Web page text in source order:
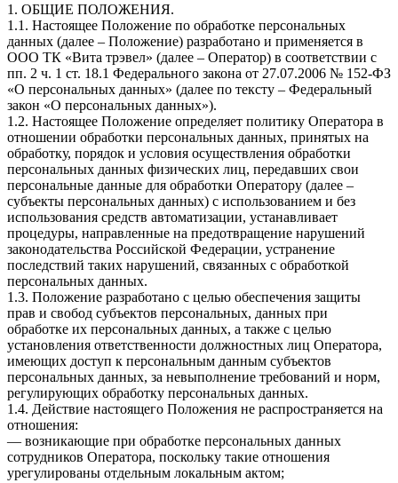
1. ОБЩИЕ ПОЛОЖЕНИЯ.
1.1. Настоящее Положение по обработке персональных
данных (далее – Положение) разработано и применяется в
ООО ТК «Вита трэвел» (далее – Оператор) в соответствии с
пп. 2 ч. 1 ст. 18.1 Федерального закона от 27.07.2006 № 152-ФЗ
«О персональных данных» (далее по тексту – Федеральный
закон «О персональных данных»).
1.2. Настоящее Положение определяет политику Оператора в
отношении обработки персональных данных, принятых на
обработку, порядок и условия осуществления обработки
персональных данных физических лиц, передавших свои
персональные данные для обработки Оператору (далее –
субъекты персональных данных) с использованием и без
использования средств автоматизации, устанавливает
процедуры, направленные на предотвращение нарушений
законодательства Российской Федерации, устранение
последствий таких нарушений, связанных с обработкой
персональных данных.
1.3. Положение разработано с целью обеспечения защиты
прав и свобод субъектов персональных, данных при
обработке их персональных данных, а также с целью
установления ответственности должностных лиц Оператора,
имеющих доступ к персональным данным субъектов
персональных данных, за невыполнение требований и норм,
регулирующих обработку персональных данных.
1.4. Действие настоящего Положения не распространяется на
отношения:
— возникающие при обработке персональных данных
сотрудников Оператора, поскольку такие отношения
урегулированы отдельным локальным актом;